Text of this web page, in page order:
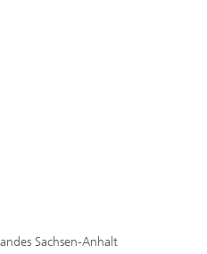
Sachsen-Anhalt